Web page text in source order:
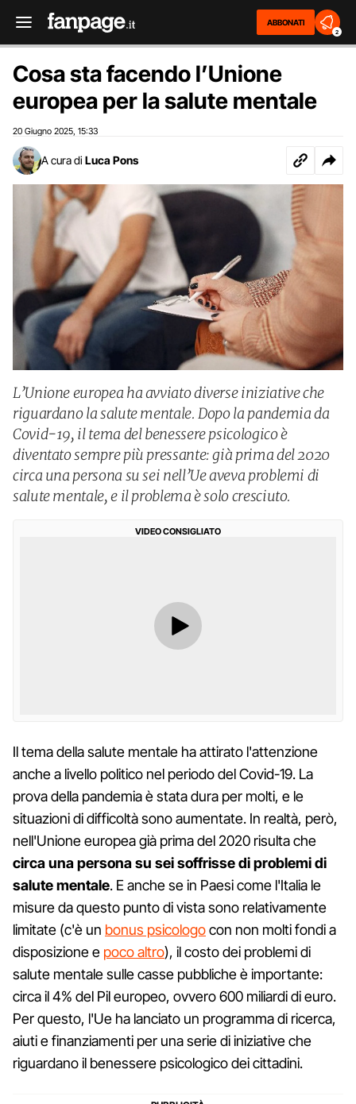
ABBONATI
2
Cosa sta facendo l’Unione
europea per la salute mentale
20 Giugno 2025 15:33
A cura di Luca Pons
L’Unione europea ha avviato diverse iniziative che
riguardano la salute mentale. Dopo la pandemia da
Covid-19, il tema del benessere psicologico è
diventato sempre più pressante: già prima del 2020
circa una persona su sei nell’Ue aveva problemi di
salute mentale, e il problema è solo cresciuto.
VIDEO CONSIGLIATO
Il tema della salute mentale ha attirato l'attenzione
anche a livello politico nel periodo del Covid-19. La
prova della pandemia è stata dura per molti, e le
situazioni di difficoltà sono aumentate. In realtà, però,
nell'Unione europea già prima del 2020 risulta che
circa una persona su sei soffrisse di problemi di
salute mentale. E anche se in Paesi come l'Italia le
misure da questo punto di vista sono relativamente
limitate (c'è un bonus psicologocon non molti fondi a
disposizione e poco altro), il costo dei problemi di
salute mentale sulle casse pubbliche è importante:
circa il 4% del Pil europeo, ovvero 600 miliardi di euro.
Per questo, l'Ue ha lanciato un programma di ricerca,
aiuti e finanziamenti per una serie di iniziative che
riguardano il benessere psicologico dei cittadini.